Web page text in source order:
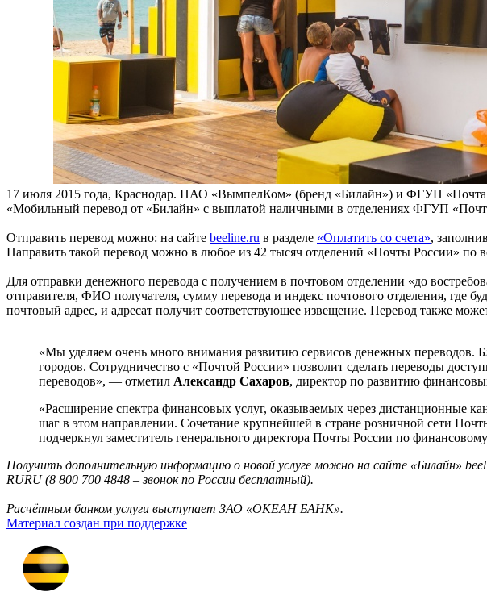
17 июля 2015 года, Краснодар. ПАО «ВымпелКом» (бренд «Билайн») и ФГУП «Почта
«Мобильный перевод от «Билайн» с выплатой наличными в отделениях ФГУП
Отправить перевод можно: на сайте beeline.ru в разделе «Оплатить со счета»,
Направить такой перевод можно в любое из 42 тысяч отделений «Почты России» по
Для отправки денежного перевода с получением в почтовом отделении «до
отправителя, ФИО получателя, сумму перевода и индекс почтового отделения, где
почтовый адрес, и адресат получит соответствующее извещение. Перевод также
«Мы уделяем очень много внимания развитию сервисов денежных переводов.
городов. Сотрудничество с «Почтой России» позволит сделать переводы
переводов», — отметил Александр Сахаров, директор по развитию
«Расширение спектра финансовых услуг, оказываемых через дистанционные
шаг в этом направлении. Сочетание крупнейшей в стране розничной сети
подчеркнул заместитель генерального директора Почты России по
Получить дополнительную информацию о новой услуге можно на сайте «Билайн»
RURU (8 800 700 4848 – звонок по России бесплатный).
Расчётным банком услуги выступает ЗАО «ОКЕАН БАНК».
Материал создан при поддержке